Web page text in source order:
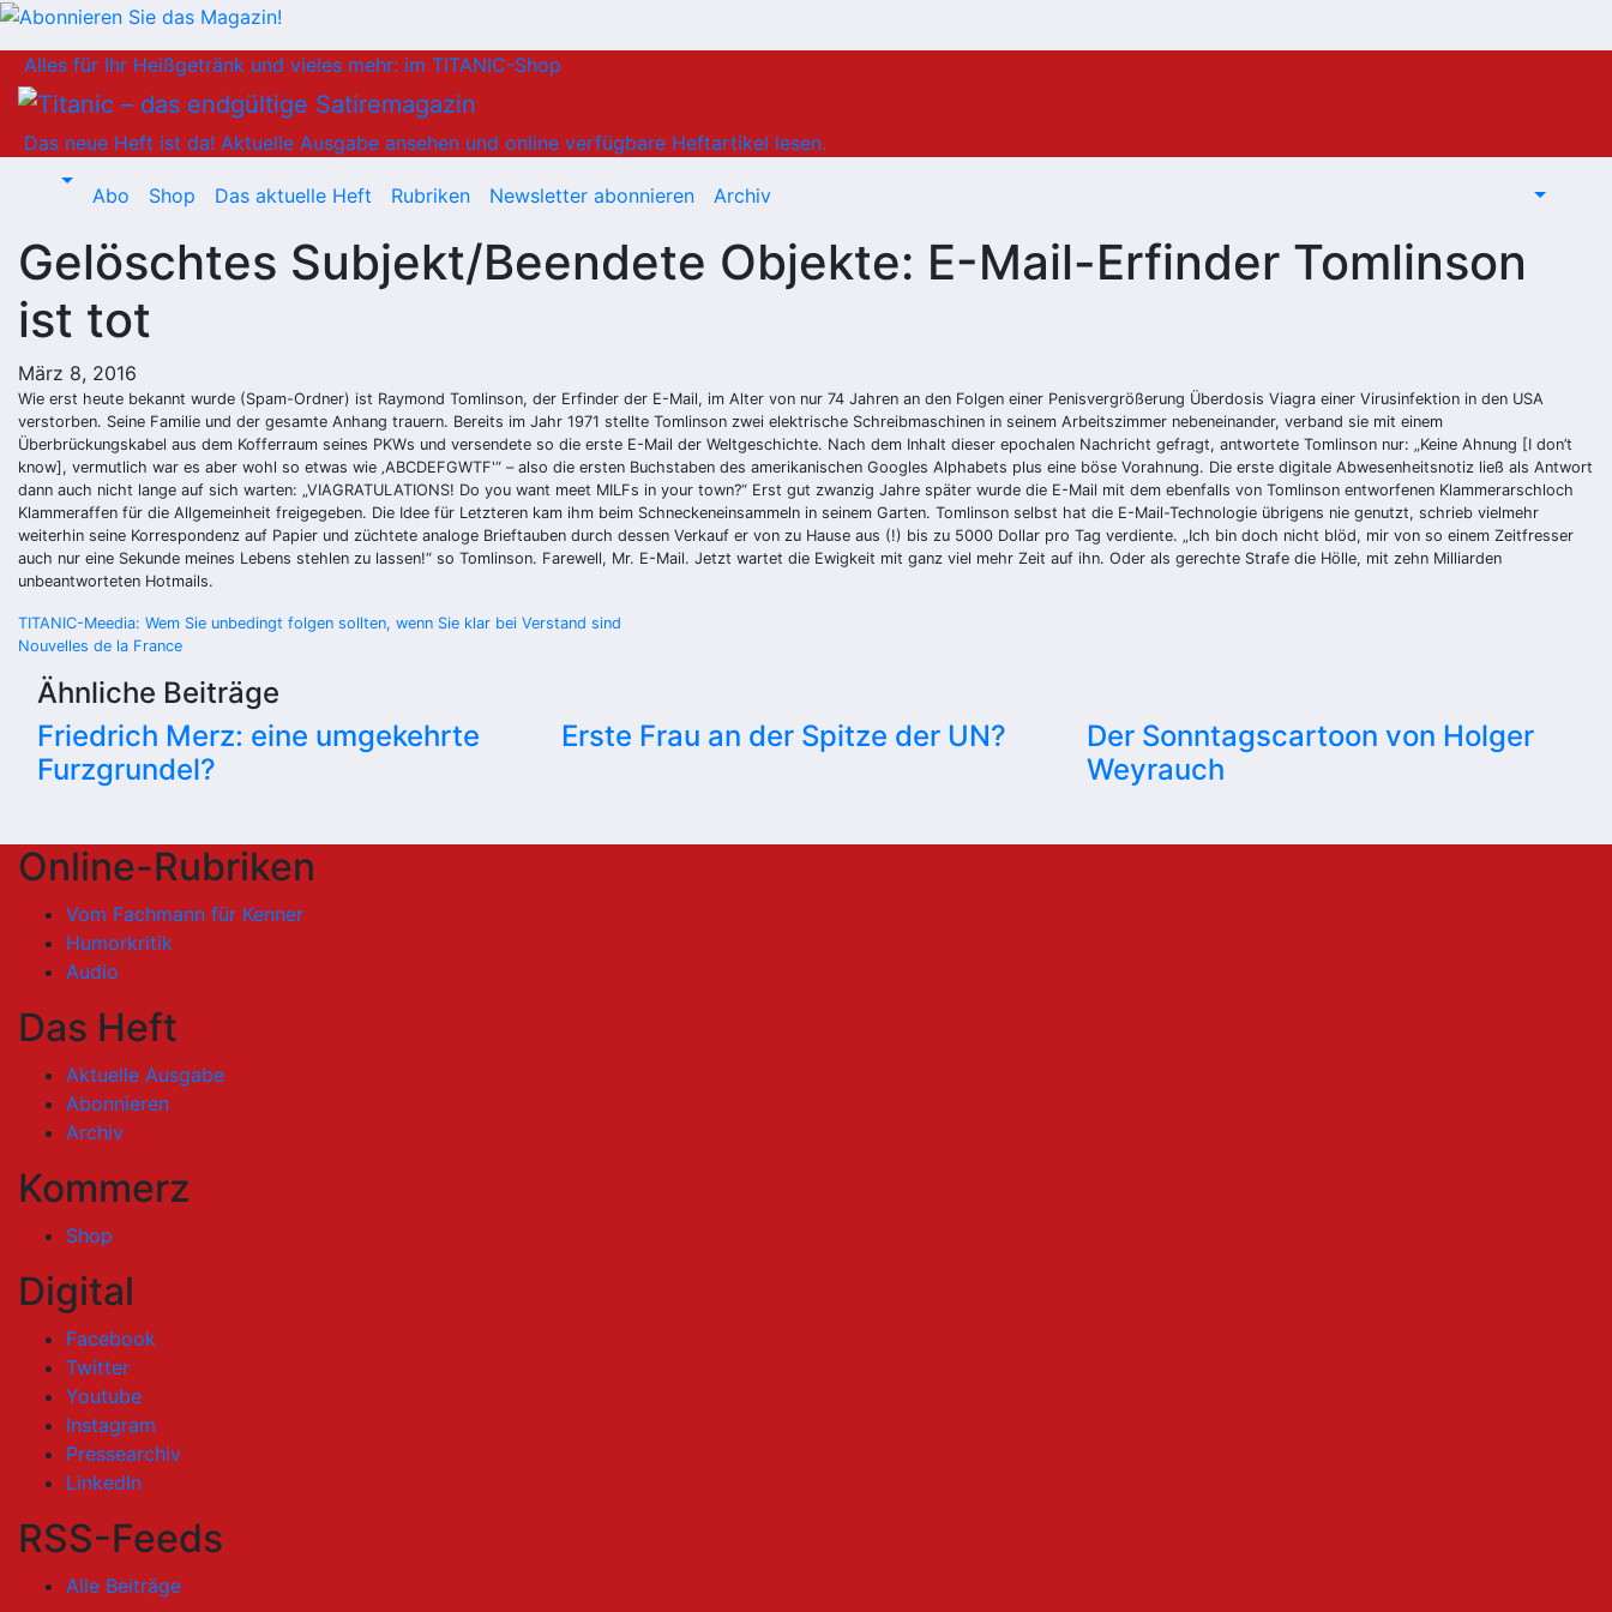
Inhalt
springen
Alles für Ihr Heißgetränk und vieles mehr: im TITANIC-Shop
Das neue Heft ist da! Aktuelle Ausgabe ansehen und online verfügbare Heftartikel lesen.
Abo Shop Das aktuelle Heft Rubriken Newsletter abonnieren Archiv
Gelöschtes Subjekt/Beendete Objekte: E-Mail-Erfinder Tomlinson
ist tot
März 8, 2016
Wie erst heute bekannt wurde (Spam-Ordner) ist Raymond Tomlinson, der Erfinder der E-Mail, im Alter von nur 74 Jahren an den Folgen einer Penisvergrößerung Überdosis Viagra einer Virusinfektion in den USA
verstorben. Seine Familie und der gesamte Anhang trauern. Bereits im Jahr 1971 stellte Tomlinson zwei elektrische Schreibmaschinen in seinem Arbeitszimmer nebeneinander, verband sie mit einem
Überbrückungskabel aus dem Kofferraum seines PKWs und versendete so die erste E-Mail der Weltgeschichte. Nach dem Inhalt dieser epochalen Nachricht gefragt, antwortete Tomlinson nur: „Keine Ahnung [I don’t
know], vermutlich war es aber wohl so etwas wie ‚ABCDEFGWTF'“ – also die ersten Buchstaben des amerikanischen Googles Alphabets plus eine böse Vorahnung. Die erste digitale Abwesenheitsnotiz ließ als Antwort
dann auch nicht lange auf sich warten: „VIAGRATULATIONS! Do you want meet MILFs in your town?“ Erst gut zwanzig Jahre später wurde die E-Mail mit dem ebenfalls von Tomlinson entworfenen Klammerarschloch
Klammeraffen für die Allgemeinheit freigegeben. Die Idee für Letzteren kam ihm beim Schneckeneinsammeln in seinem Garten. Tomlinson selbst hat die E-Mail-Technologie übrigens nie genutzt, schrieb vielmehr
weiterhin seine Korrespondenz auf Papier und züchtete analoge Brieftauben durch dessen Verkauf er von zu Hause aus (!) bis zu 5000 Dollar pro Tag verdiente. „Ich bin doch nicht blöd, mir von so einem Zeitfresser
auch nur eine Sekunde meines Lebens stehlen zu lassen!“ so Tomlinson. Farewell, Mr. E-Mail. Jetzt wartet die Ewigkeit mit ganz viel mehr Zeit auf ihn. Oder als gerechte Strafe die Hölle, mit zehn Milliarden
unbeantworteten Hotmails.
Beitragsnavigation
TITANIC-Meedia: Wem Sie unbedingt folgen sollten, wenn Sie klar bei Verstand sind
Nouvelles de la France
Ähnliche Beiträge
Friedrich Merz: eine umgekehrte
Furzgrundel?
Erste Frau an der Spitze der UN?
Der Sonntagscartoon von Holger
Weyrauch
Online-Rubriken
Vom Fachmann für Kenner
Humorkritik
Audio
Das Heft
Aktuelle Ausgabe
Abonnieren
Archiv
Kommerz
Shop
Digital
Facebook
Twitter
Youtube
Instagram
Pressearchiv
LinkedIn
RSS-Feeds
Alle Beiträge